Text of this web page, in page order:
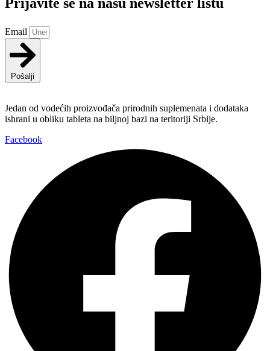
Email
Pošalji
Jedan od vodećih proizvođača prirodnih suplemenata i dodataka
ishrani u obliku tableta na biljnoj bazi na teritoriji Srbije.
Facebook